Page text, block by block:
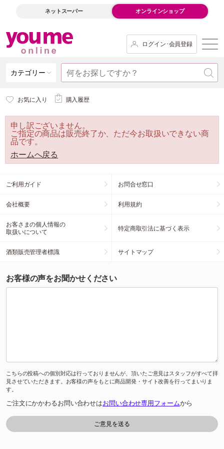
ネットスーパー オンラインショップ
ログイン･会員登録
カテゴリー
お気に入り 購入履歴
申し訳ございません。
ご指定の商品は販売終了か、ただ今お取扱いできない商
品です。
ホームへ戻る
ご利用ガイド お問合せ窓口
会社概要 利用規約
お客さまの個人情報の
取扱いについて
特定商取引法に基づく表示
酒類販売管理者標識 サイトマップ
お客様の声をお聞かせください
こちらの投稿への個別対応は行っておりませんが、頂いたご意見はスタッフがすべて拝
見させていただきます。お客様の声をもとに商品開発・サイト改善を行ってまいりま
す。
ご注文にかかわるお問い合わせはお問い合わせ専用フォームから